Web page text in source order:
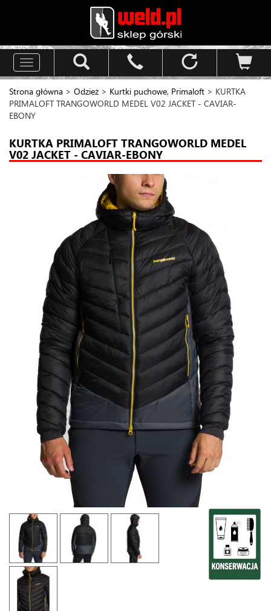
Toggle
navigation
Strona główna > Odzież > Kurtki puchowe, Primaloft > KURTKA
PRIMALOFT TRANGOWORLD MEDEL V02 JACKET - CAVIAR-
EBONY
KURTKA PRIMALOFT TRANGOWORLD MEDEL
V02 JACKET - CAVIAR-EBONY